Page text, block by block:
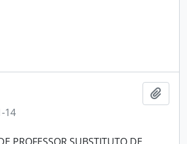
14